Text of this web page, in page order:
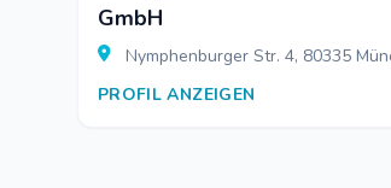
GmbH
Nymphenburger Str. 4, 80335
PROFIL ANZEIGEN